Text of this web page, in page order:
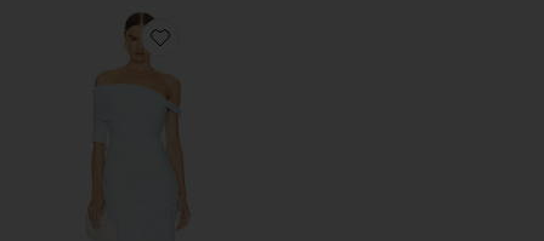
Favorite ПЛАТЬЕ ALBA